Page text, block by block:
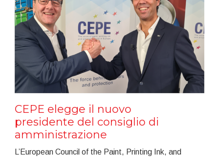
CEPE elegge il nuovo
presidente del consiglio di
amministrazione
L’European Council of the Paint, Printing Ink, and